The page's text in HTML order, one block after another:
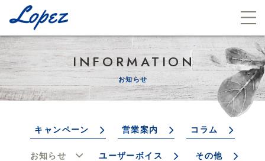
INFORMATION
お知らせ
キャンペーン 営業案内 コラム
お知らせ ユーザーボイス その他